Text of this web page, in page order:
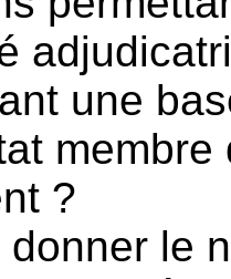
une
?
donner le